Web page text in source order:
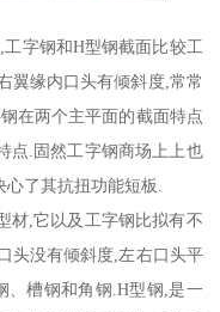
字钢和H型钢截面比较工
翼缘内口头有倾斜度,常常
在两个主平面的截面特点
点.固然工字钢商场上上也
心了其抗扭功能短板.
材,它以及工字钢比拟有不
头没有倾斜度,左右口头平
、槽钢和角钢.H型钢,是一